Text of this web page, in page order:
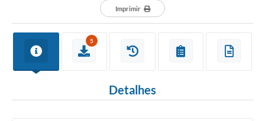
Imprimir
5
Detalhes